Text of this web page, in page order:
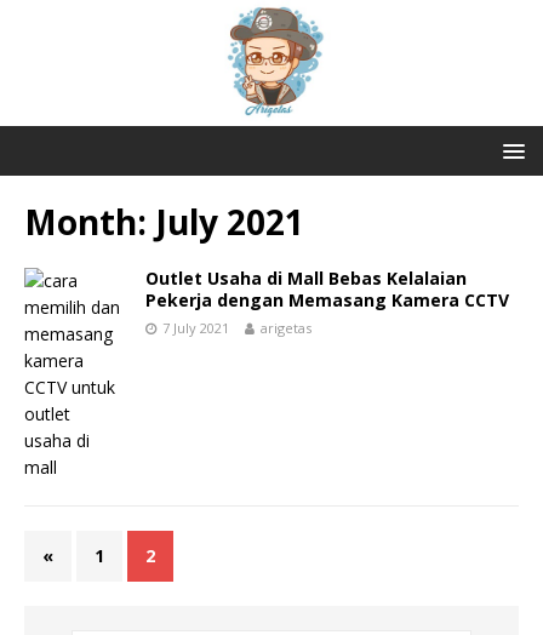
Month: July 2021
Outlet Usaha di Mall Bebas Kelalaian
Pekerja dengan Memasang Kamera CCTV
7 July 2021 arigetas
« 1 2